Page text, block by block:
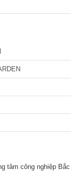
tâm công nghiệp Bắc